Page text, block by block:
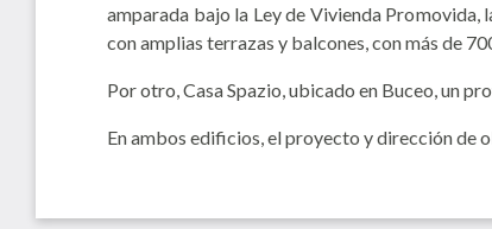
amparada bajo la Ley de Vivienda
con amplias terrazas y balcones, con más de
Por otro, Casa Spazio, ubicado en Buceo, un
En ambos edificios, el proyecto y dirección de